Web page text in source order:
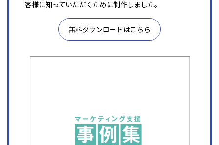
客様に知っていただくために制作しました。
無料ダウンロードはこちら